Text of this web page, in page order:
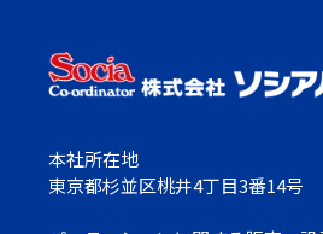
本社所在地
東京都杉並区桃井4丁目3番14号